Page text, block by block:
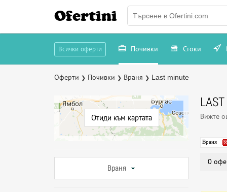
Ofertini
Всички оферти Почивки Стоки
Оферти ❯ Почивки ❯ Враня ❯ Last minute
Отиди към картата
Враня
Вижте
Враня
0